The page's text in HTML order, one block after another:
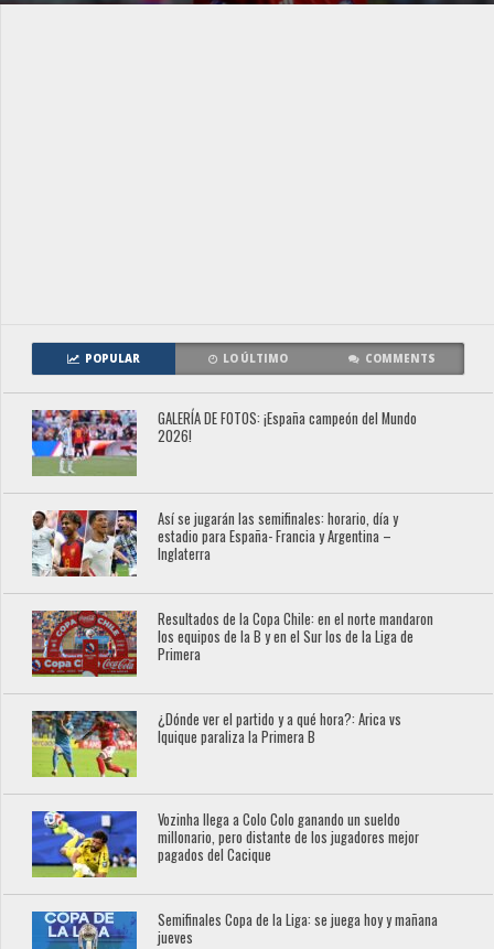
POPULAR LO ÚLTIMO COMMENTS
GALERÍA DE FOTOS: ¡España campeón del Mundo
2026!
Así se jugarán las semifinales: horario, día y
estadio para España- Francia y Argentina –
Inglaterra
Resultados de la Copa Chile: en el norte mandaron
los equipos de la B y en el Sur los de la Liga de
Primera
¿Dónde ver el partido y a qué hora?: Arica vs
Iquique paraliza la Primera B
Vozinha llega a Colo Colo ganando un sueldo
millonario, pero distante de los jugadores mejor
pagados del Cacique
Semifinales Copa de la Liga: se juega hoy y mañana
jueves